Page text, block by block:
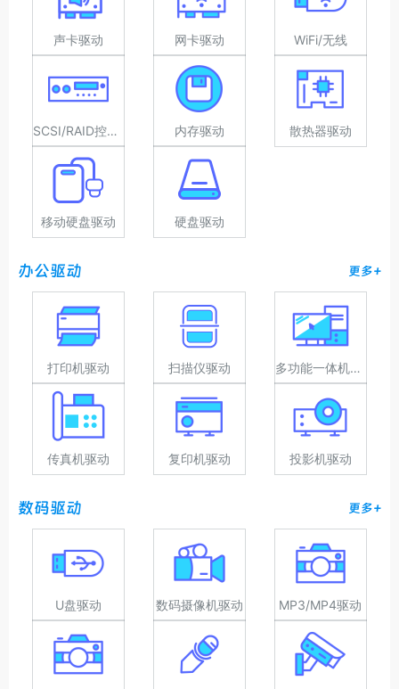
声卡驱动 网卡驱动 WiFi/无线
SCSI/RAID控制器驱动 内存驱动 散热器驱动
移动硬盘驱动 硬盘驱动
办公驱动 更多+
打印机驱动 扫描仪驱动 多功能一体机驱动
传真机驱动 复印机驱动 投影机驱动
数码驱动 更多+
U盘驱动 数码摄像机驱动 MP3/MP4驱动